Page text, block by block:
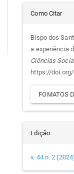
do
Como Citar
Bispo dos
a experiência
Ciências
https://
FOMATOS
Edição
v. 44 n. 2